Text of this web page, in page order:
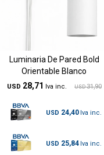
Luminaria De Pared Bold
Orientable Blanco
USD 28,71 USD 31,90
USD 24,40
USD 25,84